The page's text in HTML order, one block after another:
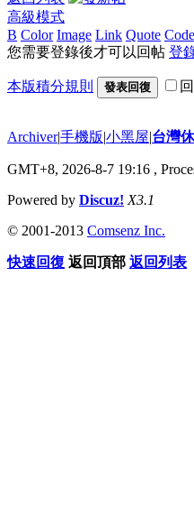
高級模式
B Color Image Link Quote Code
您需要登錄後才可以回帖 登
本版積分規則 發表回復
Archiver|手機版|小黑屋|台灣
GMT+8, 2026-8-7 19:16 ,
Powered by Discuz! X3.1
© 2001-2013 Comsenz Inc.
快速回復 返回頂部 返回列表